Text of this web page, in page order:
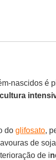
nascidos é
doglifosato,
de
de i